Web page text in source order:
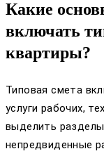
Какие
включать
квартиры?
Типовая смета
услуги рабочих,
выделить
непредвиденные